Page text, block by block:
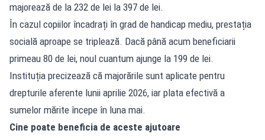
majorează de la 232 de lei la 397 de lei.
În cazul copiilor încadrați în grad de handicap mediu, prestația
socială aproape se triplează. Dacă până acum beneficiarii
primeau 80 de lei, noul cuantum ajunge la 199 de lei.
Instituția precizează că majorările sunt aplicate pentru
drepturile aferente lunii aprilie 2026, iar plata efectivă a
sumelor mărite începe în luna mai.
Cine poate beneficia de aceste ajutoare